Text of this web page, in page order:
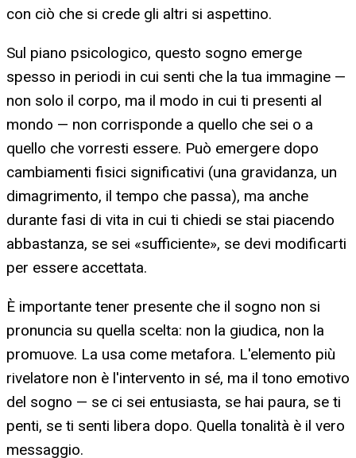
con ciò che si crede gli altri si aspettino.
Sul piano psicologico, questo sogno emerge
spesso in periodi in cui senti che la tua immagine —
non solo il corpo, ma il modo in cui ti presenti al
mondo — non corrisponde a quello che sei o a
quello che vorresti essere. Può emergere dopo
cambiamenti fisici significativi (una gravidanza, un
dimagrimento, il tempo che passa), ma anche
durante fasi di vita in cui ti chiedi se stai piacendo
abbastanza, se sei «sufficiente», se devi modificarti
per essere accettata.
È importante tener presente che il sogno non si
pronuncia su quella scelta: non la giudica, non la
promuove. La usa come metafora. L'elemento più
rivelatore non è l'intervento in sé, ma il tono emotivo
del sogno — se ci sei entusiasta, se hai paura, se ti
penti, se ti senti libera dopo. Quella tonalità è il vero
messaggio.